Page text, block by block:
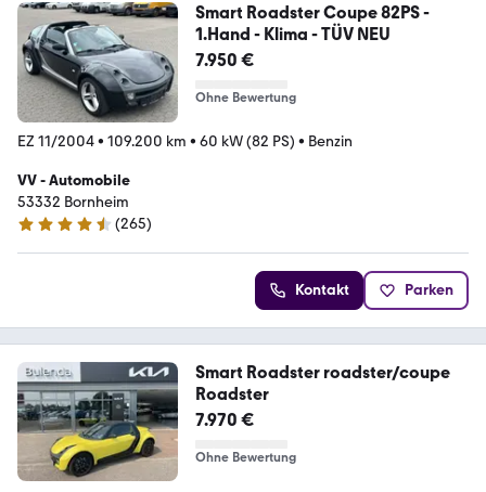
Smart Roadster Coupe 82PS -
1.Hand - Klima - TÜV NEU
7.950 €
Ohne Bewertung
EZ 11/2004• 109.200 km • 60 kW (82 PS) • Benzin
VV - Automobile
53332 Bornheim
4.6 Sterne
(265)
Kontakt Parken
Smart Roadster roadster/coupe
Roadster
7.970 €
Ohne Bewertung